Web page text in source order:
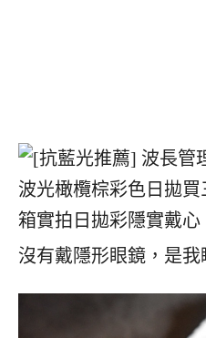
沒有戴隱形眼鏡，是我